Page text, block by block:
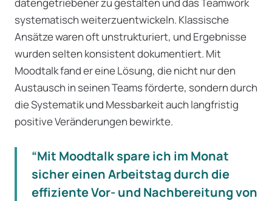
systematisch weiterzuentwickeln. Klassische
Ansätze waren oft unstrukturiert, und Ergebnisse
wurden selten konsistent dokumentiert. Mit
Moodtalk fand er eine Lösung, die nicht nur den
Austausch in seinen Teams förderte, sondern durch
die Systematik und Messbarkeit auch langfristig
positive Veränderungen bewirkte.
“Mit Moodtalk spare ich im Monat
sicher einen Arbeitstag durch die
effiziente Vor- und Nachbereitung von